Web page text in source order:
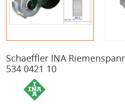
Schaeffler INA
534 0421 10